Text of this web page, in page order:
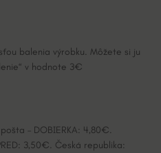
balenia výrobku. Môžete si ju
v hodnote 3€
– DOBIERKA: 4,80€.
3,50€. Česká republika: